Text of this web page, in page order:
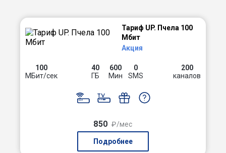
Тариф UP. Пчела 100
Мбит
Акция
100
МБит/сек
40
ГБ
600
Мин
0
SMS
200
каналов
850 ₽/мес
Подробнее